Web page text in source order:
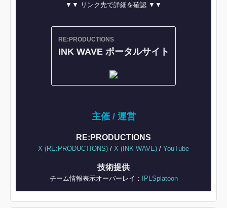
▼▼ リンク先で詳細を確認 ▼▼
RE:PRODUCTIONS
INK WAVE ポータルサイト
主催 / 運営
RE:PRODUCTIONS
X (RE:PRODUCTIONS) / X (INK WAVE) / YouTube
技術提供
チーム情報表示オーバーレイ： IPLSplatoon